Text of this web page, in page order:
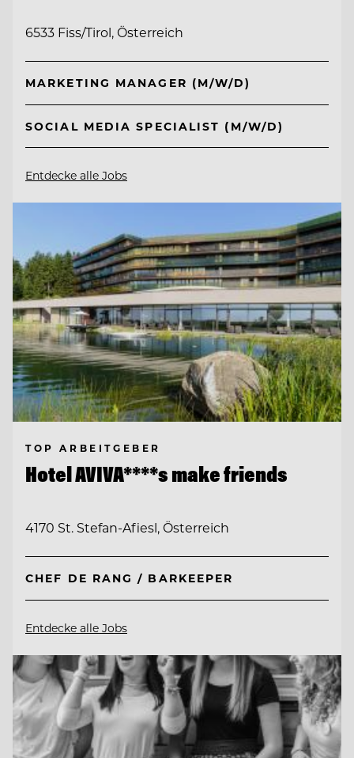
6533 Fiss/Tirol, Österreich
MARKETING MANAGER (M/W/D)
SOCIAL MEDIA SPECIALIST (M/W/D)
Entdecke alle Jobs
TOP ARBEITGEBER
Hotel AVIVA****s make friends
4170 St. Stefan-Afiesl, Österreich
CHEF DE RANG / BARKEEPER
Entdecke alle Jobs